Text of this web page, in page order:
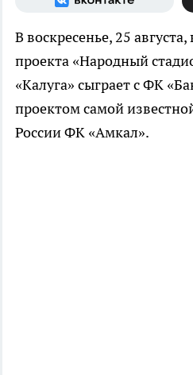
В воскресенье, 25
проекта «Народный
«Калуга» сыграет с ФК
проектом самой
России ФК «Амкал».